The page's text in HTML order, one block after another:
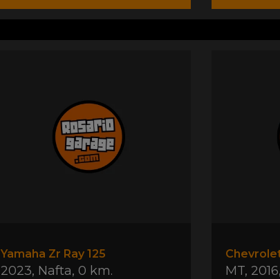
Yamaha Zr Ray 125
2023, Nafta, 0 km. MT, 2016,